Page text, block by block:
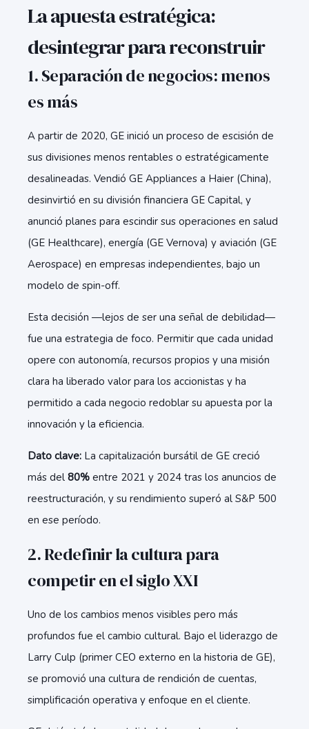
La apuesta estratégica:
desintegrar para reconstruir
1. Separación de negocios: menos
es más
A partir de 2020, GE inició un proceso de escisión de
sus divisiones menos rentables o estratégicamente
desalineadas. Vendió GE Appliances a Haier (China),
desinvirtió en su división financiera GE Capital, y
anunció planes para escindir sus operaciones en salud
(GE Healthcare), energía (GE Vernova) y aviación (GE
Aerospace) en empresas independientes, bajo un
modelo de spin-off.
Esta decisión —lejos de ser una señal de debilidad—
fue una estrategia de foco. Permitir que cada unidad
opere con autonomía, recursos propios y una misión
clara ha liberado valor para los accionistas y ha
permitido a cada negocio redoblar su apuesta por la
innovación y la eficiencia.
Dato clave: La capitalización bursátil de GE creció
más del 80% entre 2021 y 2024 tras los anuncios de
reestructuración, y su rendimiento superó al S&P 500
en ese período.
2. Redefinir la cultura para
competir en el siglo XXI
Uno de los cambios menos visibles pero más
profundos fue el cambio cultural. Bajo el liderazgo de
Larry Culp (primer CEO externo en la historia de GE),
se promovió una cultura de rendición de cuentas,
simplificación operativa y enfoque en el cliente.